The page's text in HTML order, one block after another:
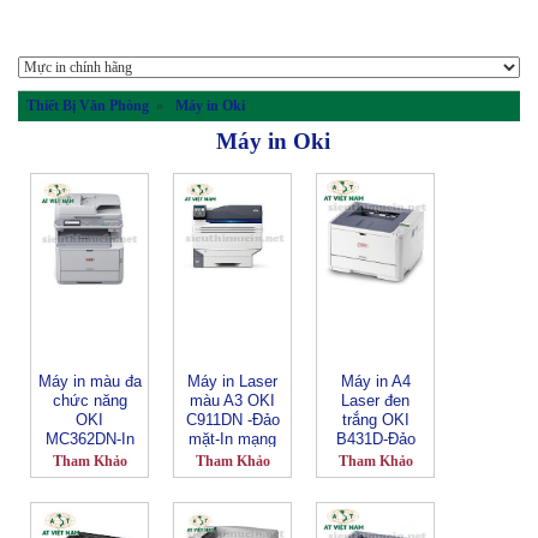
Thiết Bị Văn Phòng » Máy in Oki
Máy in Oki
Máy in màu đa
chức năng
OKI
MC362DN-In
đảo mặt-In
mạng
Tham Khảo
Máy in Laser
màu A3 OKI
C911DN -Đảo
mặt-In mạng
Tham Khảo
Máy in A4
Laser đen
trắng OKI
B431D-Đảo
mặt tự động
Tham Khảo